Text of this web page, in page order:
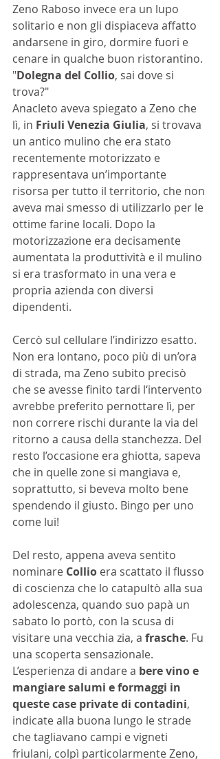
Zeno Raboso invece era un lupo
solitario e non gli dispiaceva affatto
andarsene in giro, dormire fuori e
cenare in qualche buon ristorantino.
"Dolegna del Collio, sai dove si
trova?"
Anacleto aveva spiegato a Zeno che
lì, in Friuli Venezia Giulia, si trovava
un antico mulino che era stato
recentemente motorizzato e
rappresentava un’importante
risorsa per tutto il territorio, che non
aveva mai smesso di utilizzarlo per le
ottime farine locali. Dopo la
motorizzazione era decisamente
aumentata la produttività e il mulino
si era trasformato in una vera e
propria azienda con diversi
dipendenti.
Cercò sul cellulare l’indirizzo esatto.
Non era lontano, poco più di un’ora
di strada, ma Zeno subito precisò
che se avesse finito tardi l‘intervento
avrebbe preferito pernottare lì, per
non correre rischi durante la via del
ritorno a causa della stanchezza. Del
resto l’occasione era ghiotta, sapeva
che in quelle zone si mangiava e,
soprattutto, si beveva molto bene
spendendo il giusto. Bingo per uno
come lui!
Del resto, appena aveva sentito
nominare Collio era scattato il flusso
di coscienza che lo catapultò alla sua
adolescenza, quando suo papà un
sabato lo portò, con la scusa di
visitare una vecchia zia, a frasche. Fu
una scoperta sensazionale.
L’esperienza di andare a bere vino e
mangiare salumi e formaggi in
queste case private di contadini,
indicate alla buona lungo le strade
che tagliavano campi e vigneti
friulani, colpì particolarmente Zeno,